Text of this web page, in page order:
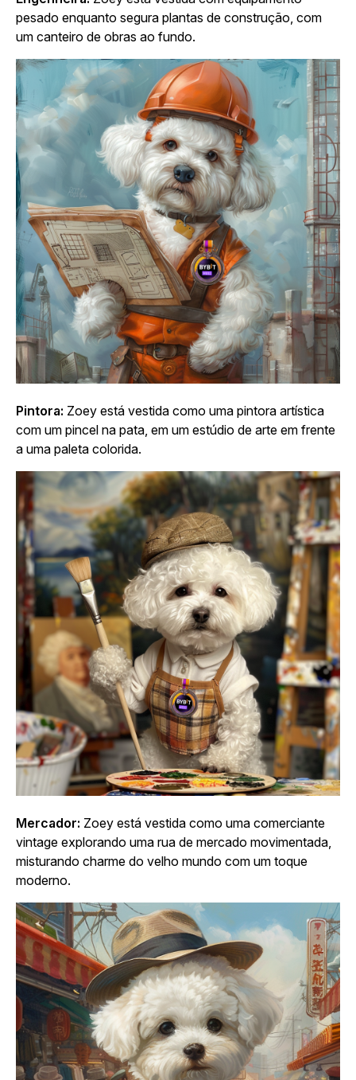
pesado enquanto segura plantas de construção, com
um canteiro de obras ao fundo.
Pintora: Zoey está vestida como uma pintora artística
com um pincel na pata, em um estúdio de arte em frente
a uma paleta colorida.
Mercador: Zoey está vestida como uma comerciante
vintage explorando uma rua de mercado movimentada,
misturando charme do velho mundo com um toque
moderno.